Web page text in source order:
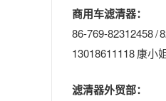
商用车滤清器：
86-769-82312458 /
13018611118 康小
滤清器外贸部：